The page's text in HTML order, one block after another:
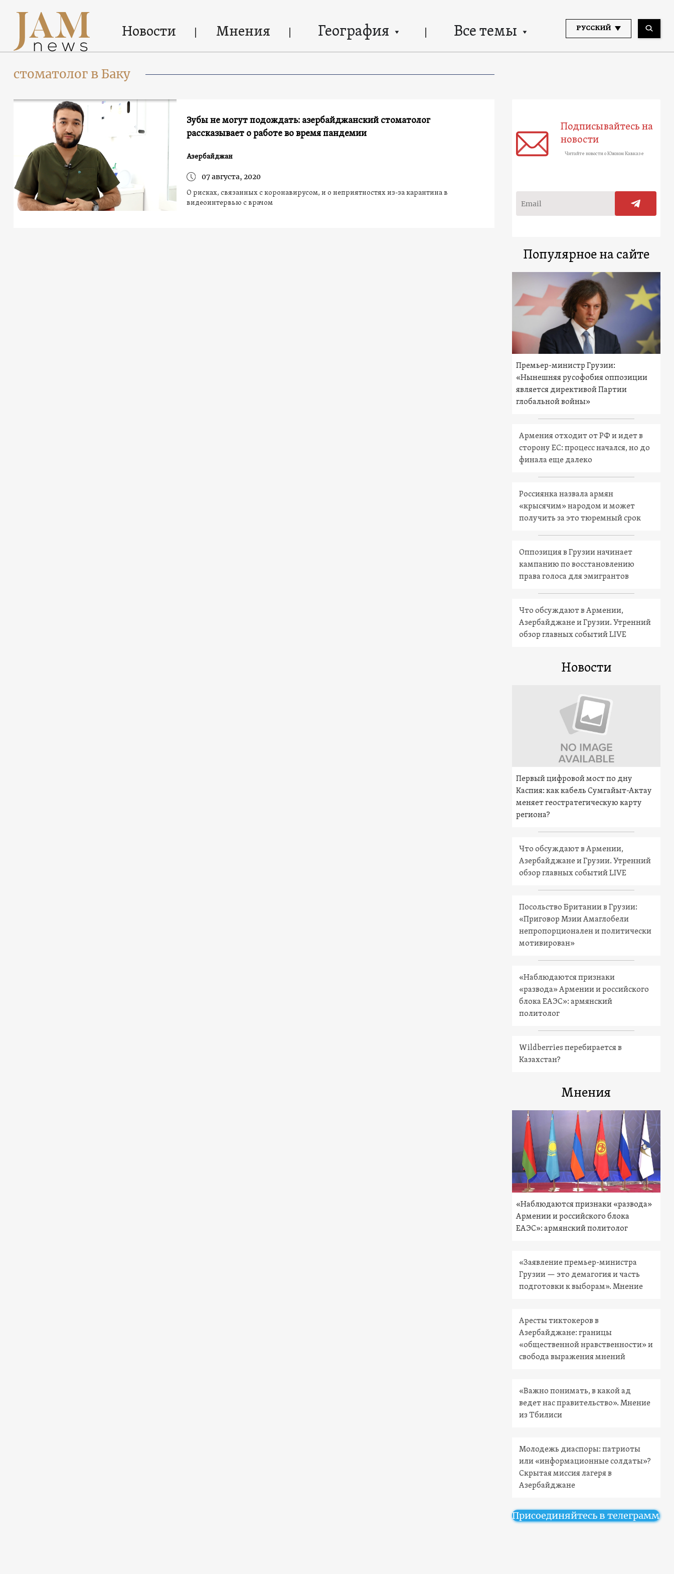
Новости Мнения География Все темы РУССКИЙ
стоматолог в Баку
Зубы не могут подождать: азербайджанский стоматолог
рассказывает о работе во время пандемии
Азербайджан
07 августа, 2020
О рисках, связанных с коронавирусом, и о неприятностях из-за карантина в
видеоинтервью с врачом
Подписывайтесь на
новости
Читайте новости о Южном Кавказе
Популярное на сайте
Премьер-министр Грузии:
«Нынешняя русофобия оппозиции
является директивой Партии
глобальной войны»
Армения отходит от РФ и идет в
сторону ЕС: процесс начался, но до
финала еще далеко
Россиянка назвала армян
«крысячим» народом и может
получить за это тюремный срок
Оппозиция в Грузии начинает
кампанию по восстановлению
права голоса для эмигрантов
Что обсуждают в Армении,
Азербайджане и Грузии. Утренний
обзор главных событий LIVE
Новости
Первый цифровой мост по дну
Каспия: как кабель Сумгайыт-Актау
меняет геостратегическую карту
региона?
Что обсуждают в Армении,
Азербайджане и Грузии. Утренний
обзор главных событий LIVE
Посольство Британии в Грузии:
«Приговор Мзии Амаглобели
непропорционален и политически
мотивирован»
«Наблюдаются признаки
«развода» Армении и российского
блока ЕАЭС»: армянский
политолог
Wildberries перебирается в
Казахстан?
Мнения
«Наблюдаются признаки «развода»
Армении и российского блока
ЕАЭС»: армянский политолог
«Заявление премьер-министра
Грузии — это демагогия и часть
подготовки к выборам». Мнение
Аресты тиктокеров в
Азербайджане: границы
«общественной нравственности» и
свобода выражения мнений
«Важно понимать, в какой ад
ведет нас правительство». Мнение
из Тбилиси
Молодежь диаспоры: патриоты
или «информационные солдаты»?
Скрытая миссия лагеря в
Азербайджане
Присоединяйтесь в телеграмм